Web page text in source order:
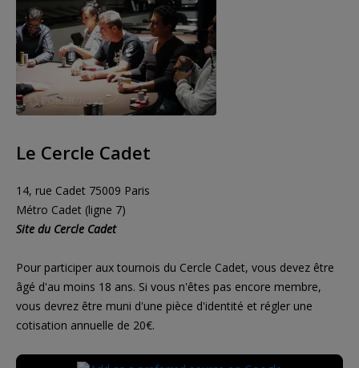
Le Cercle Cadet
14, rue Cadet 75009 Paris
Métro Cadet (ligne 7)
Site du Cercle Cadet
Pour participer aux tournois du Cercle Cadet, vous devez être
âgé d'au moins 18 ans. Si vous n'êtes pas encore membre,
vous devrez être muni d'une pièce d'identité et régler une
cotisation annuelle de 20€.